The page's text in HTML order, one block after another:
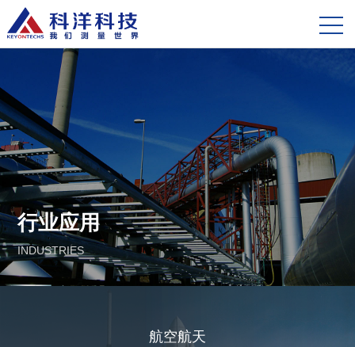
行业应用
INDUSTRIES
航空航天